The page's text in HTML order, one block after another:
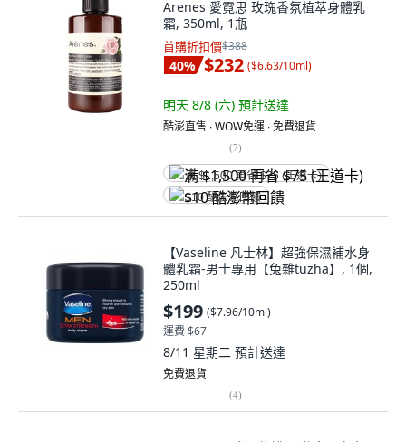
Arenes 愛霓思 玫瑰香氛植萃身體乳
霜, 350ml, 1瓶
首購折扣價$388
40% $232 ($6.63/10ml)
明天 8/8 (六) 預計送達
酷澎直售 ∙ WOW免運 ∙ 免費退貨
(7)
满 $1,500 再省 $75 (王道卡)
$10 酷澎幣回饋
【Vaseline 凡士林】超強保濕補水身
體乳霜-男士專用【兔雜tuzha】, 1個,
250ml
$199 ($7.96/10ml)
運費 $67
8/11 星期二 預計送達
免費退貨
(4)